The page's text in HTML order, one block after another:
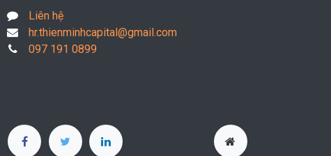
Liên hệ
hr.thienminhcapital@gmail.com
097 191 0899